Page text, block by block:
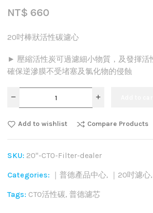
NT$ 660
20吋棒狀活性碳濾心
► 壓縮活性炭可過濾細小物質，及發揮活
確保逆滲膜不受堵塞及氯化物的侵蝕
Add to wishlist Compare Products
SKU: 20"-CTO-Filter-dealer
Categories: ｜普德產品中心, ｜20吋濾心,
Tags: CTO活性碳, 普德濾芯